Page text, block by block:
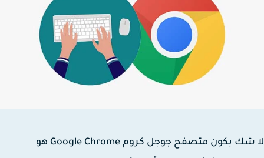
لا شك بكون متصفح جوجل كروم Google Chrome هو